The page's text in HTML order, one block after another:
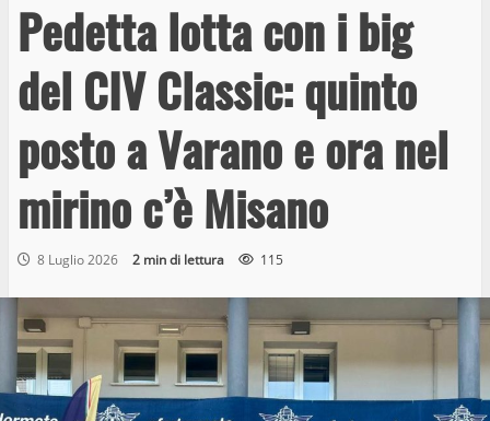
Pedetta lotta con i big
del CIV Classic: quinto
posto a Varano e ora nel
mirino c’è Misano
8 Luglio 2026 2 min di lettura 115